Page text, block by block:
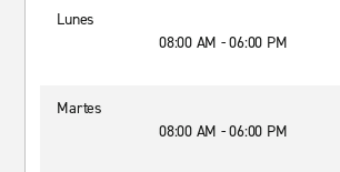
Lunes
08:00 AM - 06:00 PM
Martes
08:00 AM - 06:00 PM